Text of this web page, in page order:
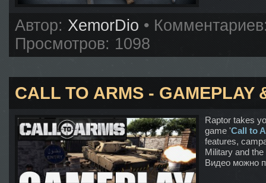
Автор: XemorDio •
Просмотров: 1098
CALL TO ARMS - GAMEPLAY
Raptor takes
game 'Call to
features,
Military and
Видео можно